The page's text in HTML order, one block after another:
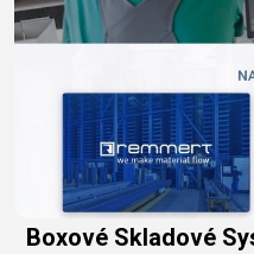
Boxové Skladové